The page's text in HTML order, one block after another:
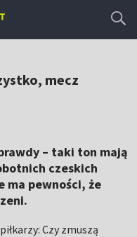
mecz
– taki ton mają
czeskich
ma pewności, że
Czy zmuszą